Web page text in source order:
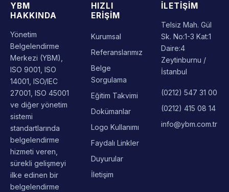
YBM
HAKKINDA
Yönetim
Belgelendirme
Merkezi (YBM),
ISO 9001, ISO
14001, ISO/IEC
27001, ISO 45001
ve diğer yönetim
sistemi
standartlarında
belgelendirme
hizmeti veren,
sürekli gelişmeyi
ilke edinen bir
belgelendirme
HIZLI
ERIŞIM
Kurumsal
Referanslarımız
Belge
Sorgulama
Eğitim Takvimi
Dokümanlar
Logo Kullanımı
Faydalı Linkler
Duyurular
İletişim
İLETIŞIM
Telsiz Mah. Gül
Sk. No:1-3 Kat:1
Daire:4
Zeytinburnu /
İstanbul
(0212) 547 31 00
(0212) 415 08 14
info@ybm.com.tr